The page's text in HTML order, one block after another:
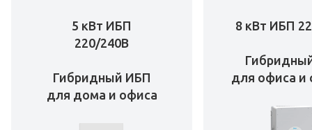
5 кВт ИБП
220/240В
Гибридный ИБП
для дома и офиса
8 кВт ИБП
для офиса и